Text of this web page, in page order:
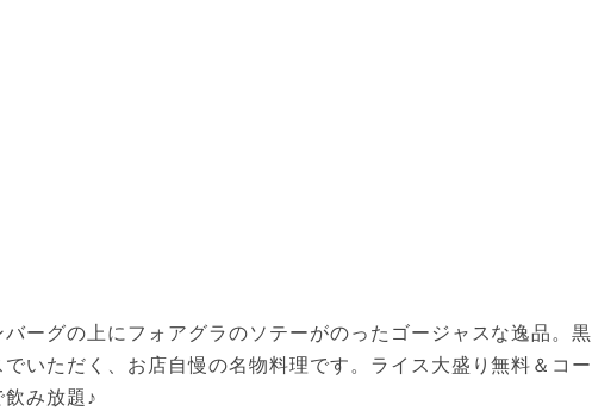
バーグの上にフォアグラのソテーがのったゴージャスな逸品。黒
でいただく、お店自慢の名物料理です。ライス大盛り無料＆コー
み放題♪